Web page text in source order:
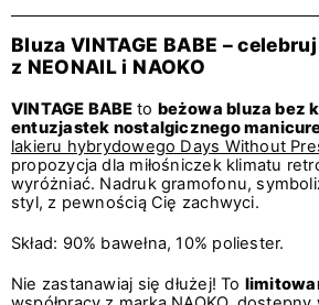
Bluza VINTAGE BABE –
z NEONAIL i NAOKO
VINTAGE BABE to beżowa bluza bez
entuzjastek nostalgicznego
lakieru hybrydowego Days Without
propozycja dla miłośniczek klimatu
wyróżniać. Nadruk gramofonu,
styl, z pewnością Cię zachwyci.
Skład: 90% bawełna, 10% poliester.
Nie zastanawiaj się dłużej! To